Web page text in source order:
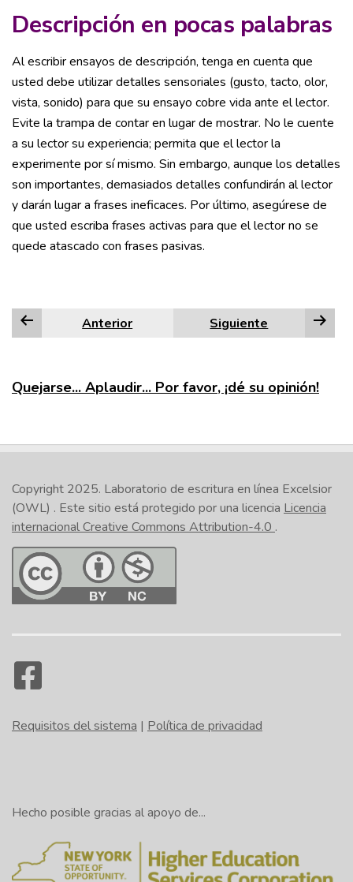
Descripción en pocas palabras
Al escribir ensayos de descripción, tenga en cuenta que
usted debe utilizar detalles sensoriales (gusto, tacto, olor,
vista, sonido) para que su ensayo cobre vida ante el lector.
Evite la trampa de contar en lugar de mostrar. No le cuente
a su lector su experiencia; permita que el lector la
experimente por sí mismo. Sin embargo, aunque los detalles
son importantes, demasiados detalles confundirán al lector
y darán lugar a frases ineficaces. Por último, asegúrese de
que usted escriba frases activas para que el lector no se
quede atascado con frases pasivas.
Anterior Siguiente
Quejarse... Aplaudir... Por favor, ¡dé su opinión!
Copyright 2025. Laboratorio de escritura en línea Excelsior
(OWL) . Este sitio está protegido por una licencia Licencia
internacional Creative Commons Attribution-4.0 .
Requisitos del sistema | Política de privacidad
Hecho posible gracias al apoyo de...